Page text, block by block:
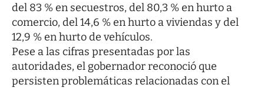
del 83 % en secuestros, del 80,3 % en hurto a
comercio, del 14,6 % en hurto a viviendas y del
12,9 % en hurto de vehículos.
Pese a las cifras presentadas por las
autoridades, el gobernador reconoció que
persisten problemáticas relacionadas con el